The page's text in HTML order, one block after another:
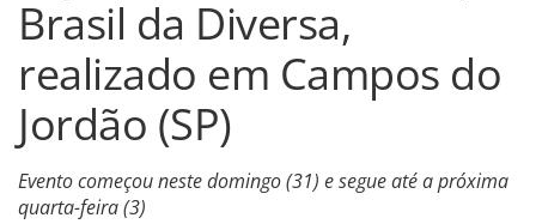
Brasil da Diversa,
realizado em Campos do
Jordão (SP)
Evento começou neste domingo (31) e segue até a próxima
quarta-feira (3)